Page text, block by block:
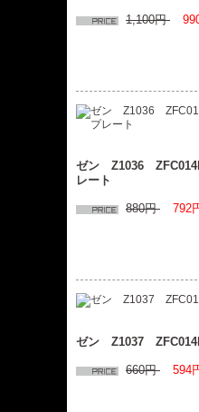
1,100円
ゼン Z1036
レート
880円 792
ゼン Z1037
660円 594